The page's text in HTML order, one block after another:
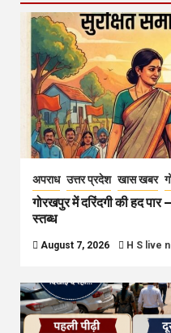
अपराध उत्तर प्रदेश खास खबर
गोरखपुर में दरिंदगी की हद पार
स्तब्ध
August 7, 2026 H S live